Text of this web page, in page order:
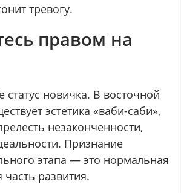
тревогу.
правом на
статус новичка. В восточной
эстетика «ваби-саби»,
незаконченности,
Признание
этапа — это нормальная
часть развития.